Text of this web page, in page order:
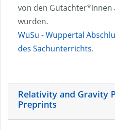
von den Gutachter*innen
wurden.
WuSu - Wuppertal
des Sachunterrichts.
Relativity and Gravity
Preprints